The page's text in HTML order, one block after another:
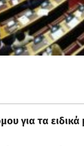
για τα